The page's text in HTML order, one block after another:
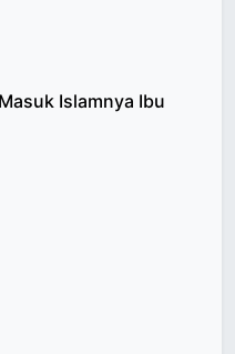
Islamnya Ibu